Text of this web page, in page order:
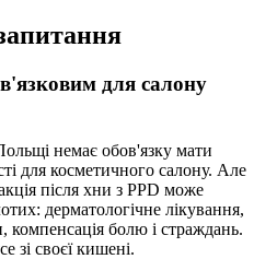
для салону
немає обов'язку мати
для косметичного салону. Але
після хни з PPD може
дерматологічне лікування,
компенсація болю і страждань.
зі своєї кишені.